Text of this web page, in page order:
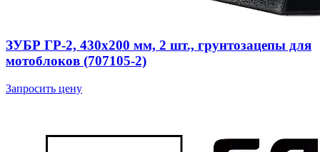
ЗУБР ГР-2, 430х200 мм, 2 шт., грунтозацепы для
мотоблоков (707105-2)
Запросить цену